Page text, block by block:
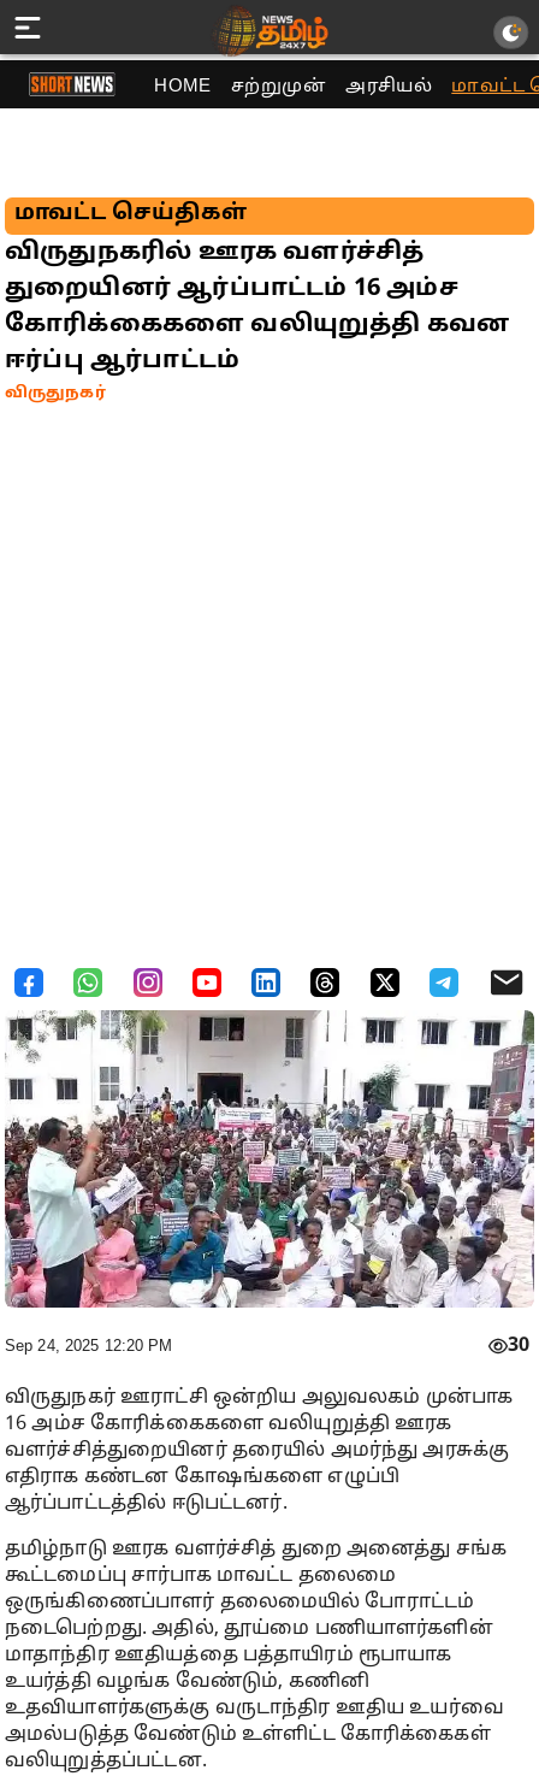
HOME சற்றுமுன் அரசியல் மாவட்ட
மாவட்ட செய்திகள்
விருதுநகரில் ஊரக வளர்ச்சித்
துறையினர் ஆர்ப்பாட்டம் 16 அம்ச
கோரிக்கைகளை வலியுறுத்தி கவன
ஈர்ப்பு ஆர்பாட்டம்
விருதுநகர்
Sep 24, 2025 12:20 PM 30
விருதுநகர் ஊராட்சி ஒன்றிய அலுவலகம் முன்பாக
16 அம்ச கோரிக்கைகளை வலியுறுத்தி ஊரக
வளர்ச்சித்துறையினர் தரையில் அமர்ந்து அரசுக்கு
எதிராக கண்டன கோஷங்களை எழுப்பி
ஆர்ப்பாட்டத்தில் ஈடுபட்டனர்.
தமிழ்நாடு ஊரக வளர்ச்சித் துறை அனைத்து சங்க
கூட்டமைப்பு சார்பாக மாவட்ட தலைமை
ஒருங்கிணைப்பாளர் தலைமையில் போராட்டம்
நடைபெற்றது. அதில், தூய்மை பணியாளர்களின்
மாதாந்திர ஊதியத்தை பத்தாயிரம் ரூபாயாக
உயர்த்தி வழங்க வேண்டும், கணினி
உதவியாளர்களுக்கு வருடாந்திர ஊதிய உயர்வை
அமல்படுத்த வேண்டும் உள்ளிட்ட கோரிக்கைகள்
வலியுறுத்தப்பட்டன.